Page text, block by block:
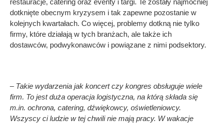
dotknięte obecnym kryzysem i tak zapewne pozostanie w
kolejnych kwartałach. Co więcej, problemy dotkną nie tylko
firmy, które działają w tych branżach, ale także ich
dostawców, podwykonawców i powiązane z nimi podsektory.
– Takie wydarzenia jak koncert czy kongres obsługuje wiele
firm. To jest duża operacja logistyczna, na którą składa się
m.in. ochrona, catering, dźwiękowcy, oświetleniowcy.
Wszyscy ci ludzie w tej chwili nie mają pracy. W wakacje